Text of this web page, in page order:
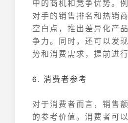
中的商机和竞争优势。
对手的销售排名和热销
空白点，推出差异化产
争力。同时，还可以发
势和消费需求，提前进
6. 消费者参考
对于消费者而言，销售
的参考价值。消费者可